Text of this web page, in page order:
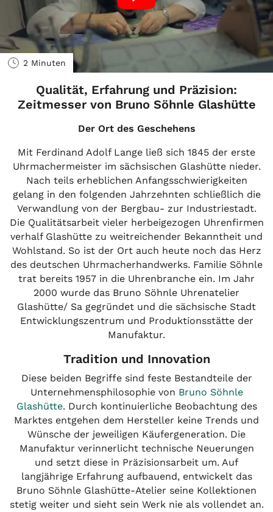
2 Minuten
Qualität, Erfahrung und Präzision:
Zeitmesser von Bruno Söhnle Glashütte
Der Ort des Geschehens
Mit Ferdinand Adolf Lange ließ sich 1845 der erste
Uhrmachermeister im sächsischen Glashütte nieder.
Nach teils erheblichen Anfangsschwierigkeiten
gelang in den folgenden Jahrzehnten schließlich die
Verwandlung von der Bergbau- zur Industriestadt.
Die Qualitätsarbeit vieler herbeigezogen Uhrenfirmen
verhalf Glashütte zu weitreichender Bekanntheit und
Wohlstand. So ist der Ort auch heute noch das Herz
des deutschen Uhrmacherhandwerks. Familie Söhnle
trat bereits 1957 in die Uhrenbranche ein. Im Jahr
2000 wurde das Bruno Söhnle Uhrenatelier
Glashütte/ Sa gegründet und die sächsische Stadt
Entwicklungszentrum und Produktionsstätte der
Manufaktur.
Tradition und Innovation
Diese beiden Begriffe sind feste Bestandteile der
Unternehmensphilosophie von Bruno Söhnle
Glashütte. Durch kontinuierliche Beobachtung des
Marktes entgehen dem Hersteller keine Trends und
Wünsche der jeweiligen Käufergeneration. Die
Manufaktur verinnerlicht technische Neuerungen
und setzt diese in Präzisionsarbeit um. Auf
langjährige Erfahrung aufbauend, entwickelt das
Bruno Söhnle Glashütte-Atelier seine Kollektionen
stetig weiter und sieht sein Werk nie als vollendet an.